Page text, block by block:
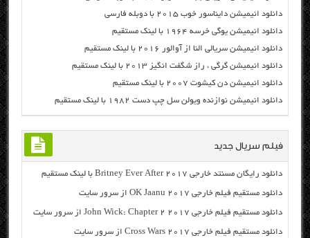
دانلود انیمیشن دایناسور خوب ۲۰۱۵ با دوبله فارسی
دانلود انیمیشن یوگی خرسه ۱۹۶۴ با لینک مستقیم
دانلود انیمیشن سریالی النا از آوالور ۲۰۱۶ با لینک مستقیم
دانلود انیمیشن گرگی ، راز شگفت انگیز ۲۰۱۳ با لینک مستقیم
دانلود انیمیشن دن کیشوت ۲۰۰۷ با لینک مستقیم
دانلود انیمیشن نوازنده ویولن سل چپ دست ۱۹۸۲ با لینک مستقیم
فیلم سریال جدید
دانلود رایگان مسنتد خارجی Britney Ever After 2017 با لینک مستقیم
دانلود مستقیم فیلم خارجی OK Jaanu 2017 از سرور سایت
دانلود مستقیم فیلم خارجی John Wick: Chapter 2 2017 از سرور سایت
دانلود مستقیم فیلم خارجی Cross Wars 2017 از سرور سایت